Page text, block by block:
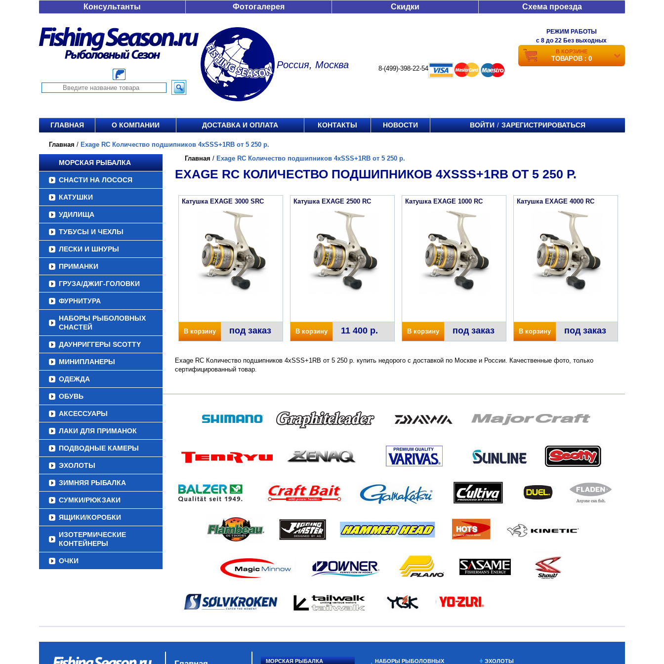
Консультанты Фотогалерея Скидки Схема проезда
Россия, Москва 8-(499)-398-22-54
РЕЖИМ РАБОТЫ
c 8 до 22 Без выходных
В КОРЗИНЕ
ТОВАРОВ : 0
ГЛАВНАЯ О КОМПАНИИ ДОСТАВКА И ОПЛАТА КОНТАКТЫ НОВОСТИ ВОЙТИ / ЗАРЕГИСТРИРОВАТЬСЯ
Главная / Exage RC Количество подшипников 4xSSS+1RB от 5 250 р.
МОРСКАЯ РЫБАЛКА
СНАСТИ НА ЛОСОСЯ
КАТУШКИ
УДИЛИЩА
ТУБУСЫ И ЧЕХЛЫ
ЛЕСКИ И ШНУРЫ
ПРИМАНКИ
ГРУЗА/ДЖИГ-ГОЛОВКИ
ФУРНИТУРА
НАБОРЫ РЫБОЛОВНЫХ
СНАСТЕЙ
ДАУНРИГГЕРЫ SCOTTY
МИНИПЛАНЕРЫ
ОДЕЖДА
ОБУВЬ
АКСЕССУАРЫ
ЛАКИ ДЛЯ ПРИМАНОК
ПОДВОДНЫЕ КАМЕРЫ
ЭХОЛОТЫ
ЗИМНЯЯ РЫБАЛКА
СУМКИ/РЮКЗАКИ
ЯЩИКИ/КОРОБКИ
ИЗОТЕРМИЧЕСКИЕ
КОНТЕЙНЕРЫ
ОЧКИ
Главная / Exage RC Количество подшипников 4xSSS+1RB от 5 250 р.
EXAGE RC КОЛИЧЕСТВО ПОДШИПНИКОВ 4XSSS+1RB ОТ 5 250 Р.
Катушка EXAGE 3000 SRC
В корзину под заказ
Катушка EXAGE 2500 RC
В корзину 11 400 р.
Катушка EXAGE 1000 RC
В корзину под заказ
Катушка EXAGE 4000 RC
В корзину под заказ
Exage RC Количество подшипников 4xSSS+1RB от 5 250 р. купить недорого с доставкой по Москве и России. Качественные фото, только
сертифицированный товар.
МОРСКАЯ РЫБАЛКА НАБОРЫ РЫБОЛОВНЫХ ЭХОЛОТЫ